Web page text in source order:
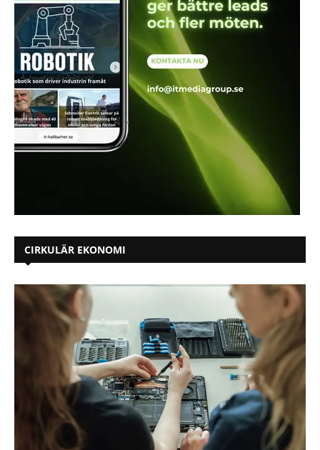
CIRKULÄR EKONOMI